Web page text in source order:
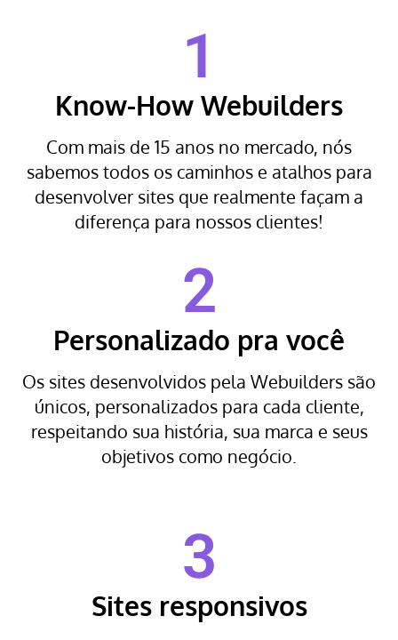
1
Know-How Webuilders
Com mais de 15 anos no mercado, nós
sabemos todos os caminhos e atalhos para
desenvolver sites que realmente façam a
diferença para nossos clientes!
2
Personalizado pra você
Os sites desenvolvidos pela Webuilders são
únicos, personalizados para cada cliente,
respeitando sua história, sua marca e seus
objetivos como negócio.
3
Sites responsivos